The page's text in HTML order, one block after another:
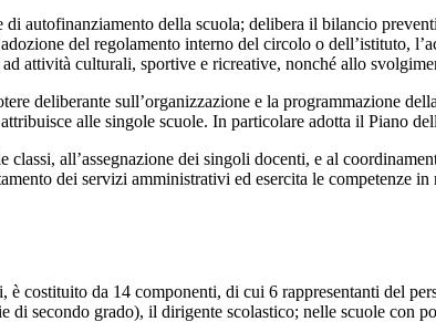
autofinanziamento della scuola; delibera il bilancio
del regolamento interno del circolo o dell’istituto,
attività culturali, sportive e ricreative, nonché allo
deliberante sull’organizzazione e la programmazione
alle singole scuole. In particolare adotta il Piano
all’assegnazione dei singoli docenti, e al
dei servizi amministrativi ed esercita le competenze
costituito da 14 componenti, di cui 6 rappresentanti del
secondo grado), il dirigente scolastico; nelle scuole con